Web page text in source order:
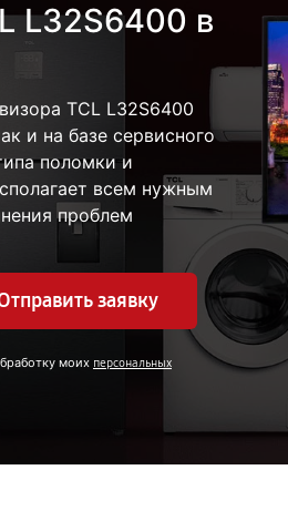
L32S6400 в
TCL L32S6400
и на базе сервисного
поломки и
всем нужным
проблем
заявку
моих персональных